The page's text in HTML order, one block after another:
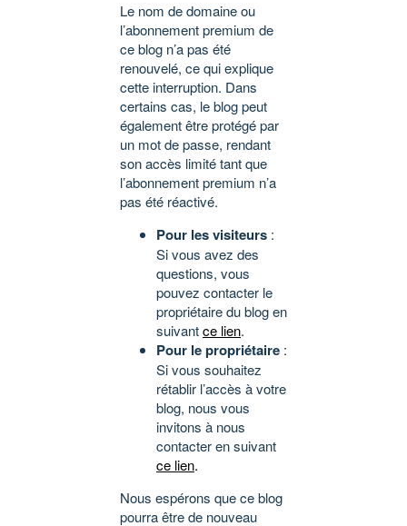
Le nom de domaine ou
l’abonnement premium de
ce blog n’a pas été
renouvelé, ce qui explique
cette interruption. Dans
certains cas, le blog peut
également être protégé par
un mot de passe, rendant
son accès limité tant que
l’abonnement premium n’a
pas été réactivé.
Pour les visiteurs :
Si vous avez des
questions, vous
pouvez contacter le
propriétaire du blog en
suivantce lien.
Pour le propriétaire :
Si vous souhaitez
rétablir l’accès à votre
blog, nous vous
invitons à nous
contacter en suivant
ce lien.
Nous espérons que ce blog
pourra être de nouveau